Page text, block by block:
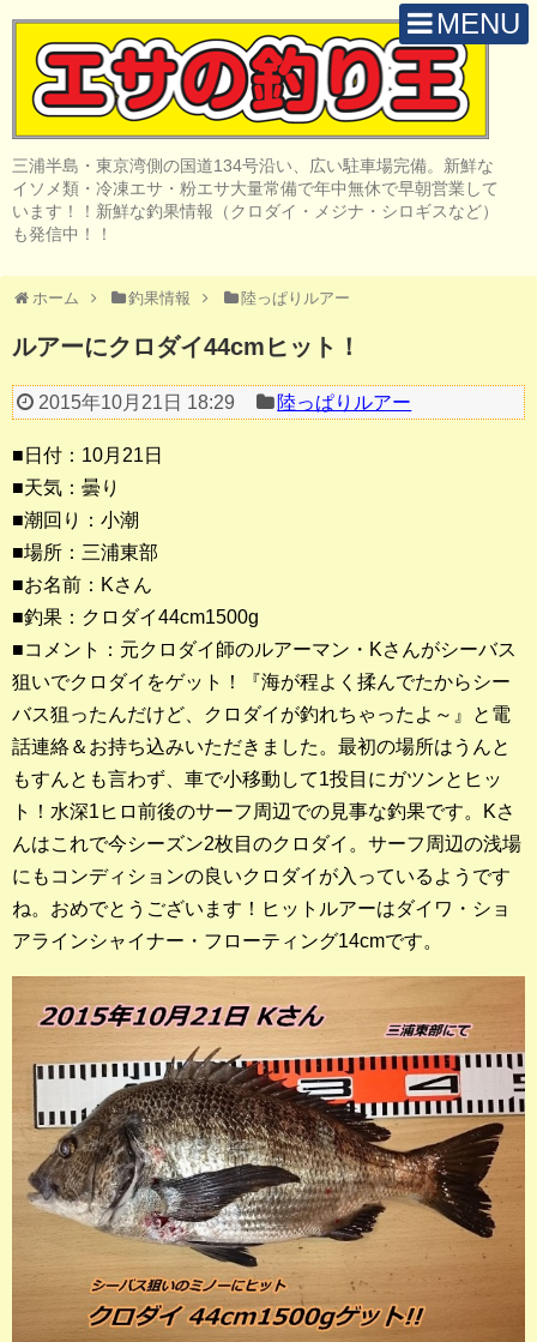
MENU
三浦半島・東京湾側の国道134号沿い、広い駐車場完備。新鮮な
イソメ類・冷凍エサ・粉エサ大量常備で年中無休で早朝営業して
います！！新鮮な釣果情報（クロダイ・メジナ・シロギスなど）
も発信中！！
ホーム 釣果情報 陸っぱりルアー
ルアーにクロダイ44cmヒット！
2015年10月21日 18:29 陸っぱりルアー
■日付：10月21日
■天気：曇り
■潮回り：小潮
■場所：三浦東部
■お名前：Kさん
■釣果：クロダイ44cm1500g
■コメント：元クロダイ師のルアーマン・Kさんがシーバス
狙いでクロダイをゲット！『海が程よく揉んでたからシー
バス狙ったんだけど、クロダイが釣れちゃったよ～』と電
話連絡＆お持ち込みいただきました。最初の場所はうんと
もすんとも言わず、車で小移動して1投目にガツンとヒッ
ト！水深1ヒロ前後のサーフ周辺での見事な釣果です。Kさ
んはこれで今シーズン2枚目のクロダイ。サーフ周辺の浅場
にもコンディションの良いクロダイが入っているようです
ね。おめでとうございます！ヒットルアーはダイワ・ショ
アラインシャイナー・フローティング14cmです。
H O M E
取 扱 商 品
釣 果 情 報
陸っぱりルアー
船・ボート釣り
その他の釣り
釣果ランキング
2023年 クロダイ部門
2023年 メジナ部門
歴代釣果ランキング
クロダイ部門
メジナ部門
シロギス部門
過去の釣果ランキング
ブログ・釣行記
スタッフブログ
店長釣行記
スタッフ釣行記
釣果投稿フォーム
お問い合わせ